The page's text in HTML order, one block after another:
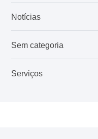
Notícias
Sem categoria
Serviços